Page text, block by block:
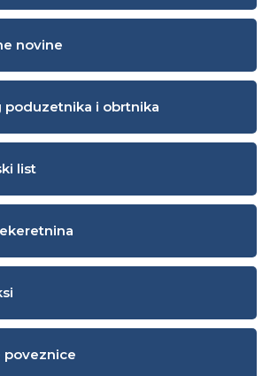
novine
poduzetnika i obrtnika
list
poveznice